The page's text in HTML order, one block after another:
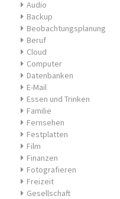
Audio
Backup
Beobachtungsplanung
Beruf
Cloud
Computer
Datenbanken
E-Mail
Essen und Trinken
Familie
Fernsehen
Festplatten
Film
Finanzen
Fotografieren
Freizeit
Gesellschaft